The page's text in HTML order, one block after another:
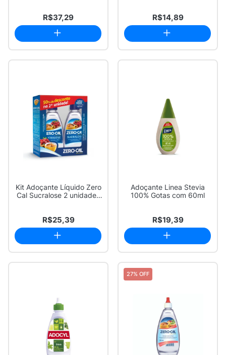
R$37,29 R$14,89
Kit Adoçante Líquido Zero
Cal Sucralose 2 unidades
R$25,39
Adoçante Linea Stevia
100% Gotas com 60ml
R$19,39
27% OFF